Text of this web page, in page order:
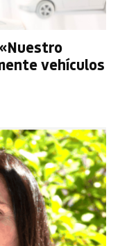
vehículos